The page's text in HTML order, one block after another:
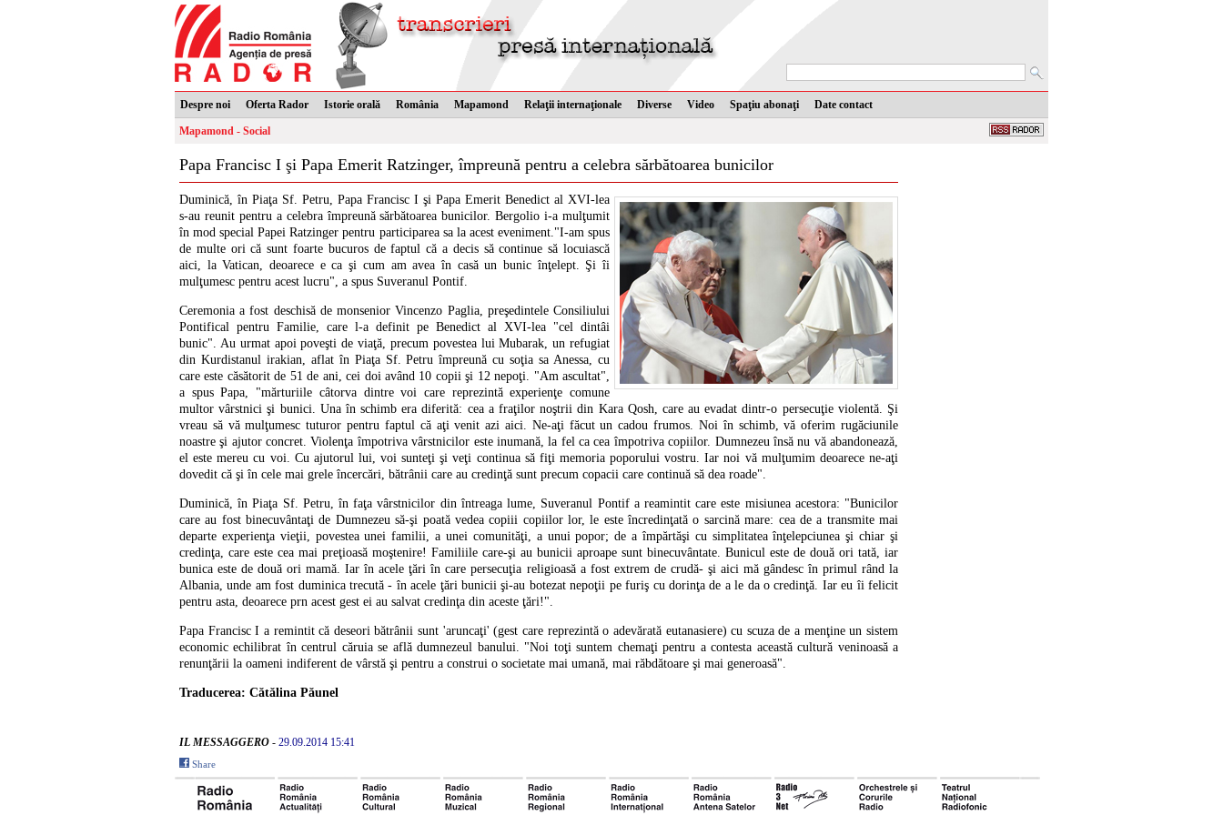
Despre noi Oferta Rador Istorie orală România Mapamond Relaţii internaţionale Diverse Video Spaţiu abonaţi Date contact
Mapamond - Social
Papa Francisc I şi Papa Emerit Ratzinger, împreună pentru a celebra sărbătoarea bunicilor
Duminică, în Piaţa Sf. Petru, Papa Francisc I şi Papa Emerit Benedict al XVI-lea
s-au reunit pentru a celebra împreună sărbătoarea bunicilor. Bergolio i-a mulţumit
în mod special Papei Ratzinger pentru participarea sa la acest eveniment."I-am spus
de multe ori că sunt foarte bucuros de faptul că a decis să continue să locuiască
aici, la Vatican, deoarece e ca şi cum am avea în casă un bunic înţelept. Şi îi
mulţumesc pentru acest lucru", a spus Suveranul Pontif.
Ceremonia a fost deschisă de monsenior Vincenzo Paglia, preşedintele Consiliului
Pontifical pentru Familie, care l-a definit pe Benedict al XVI-lea "cel dintâi
bunic". Au urmat apoi poveşti de viaţă, precum povestea lui Mubarak, un refugiat
din Kurdistanul irakian, aflat în Piaţa Sf. Petru împreună cu soţia sa Anessa, cu
care este căsătorit de 51 de ani, cei doi având 10 copii şi 12 nepoţi. "Am ascultat",
a spus Papa, "mărturiile câtorva dintre voi care reprezintă experienţe comune
multor vârstnici şi bunici. Una în schimb era diferită: cea a fraţilor noştrii din Kara Qosh, care au evadat dintr-o persecuţie violentă. Şi
vreau să vă mulţumesc tuturor pentru faptul că aţi venit azi aici. Ne-aţi făcut un cadou frumos. Noi în schimb, vă oferim rugăciunile
noastre şi ajutor concret. Violenţa împotriva vârstnicilor este inumană, la fel ca cea împotriva copiilor. Dumnezeu însă nu vă abandonează,
el este mereu cu voi. Cu ajutorul lui, voi sunteţi şi veţi continua să fiţi memoria poporului vostru. Iar noi vă mulţumim deoarece ne-aţi
dovedit că şi în cele mai grele încercări, bătrânii care au credinţă sunt precum copacii care continuă să dea roade".
Duminică, în Piaţa Sf. Petru, în faţa vârstnicilor din întreaga lume, Suveranul Pontif a reamintit care este misiunea acestora: "Bunicilor
care au fost binecuvântaţi de Dumnezeu să-şi poată vedea copiii copiilor lor, le este încredinţată o sarcină mare: cea de a transmite mai
departe experienţa vieţii, povestea unei familii, a unei comunităţi, a unui popor; de a împărtăşi cu simplitatea înţelepciunea şi chiar şi
credinţa, care este cea mai preţioasă moştenire! Familiile care-şi au bunicii aproape sunt binecuvântate. Bunicul este de două ori tată, iar
bunica este de două ori mamă. Iar în acele ţări în care persecuţia religioasă a fost extrem de crudă- şi aici mă gândesc în primul rând la
Albania, unde am fost duminica trecută - în acele ţări bunicii şi-au botezat nepoţii pe furiş cu dorinţa de a le da o credinţă. Iar eu îi felicit
pentru asta, deoarece prn acest gest ei au salvat credinţa din aceste ţări!".
Papa Francisc I a remintit că deseori bătrânii sunt 'aruncaţi' (gest care reprezintă o adevărată eutanasiere) cu scuza de a menţine un sistem
economic echilibrat în centrul căruia se află dumnezeul banului. "Noi toţi suntem chemaţi pentru a contesta această cultură veninoasă a
renunţării la oameni indiferent de vârstă şi pentru a construi o societate mai umană, mai răbdătoare şi mai generoasă".
Traducerea: Cătălina Păunel
IL MESSAGGERO - 29.09.2014 15:41
Share